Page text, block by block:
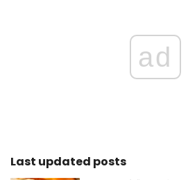
ad
Last updated posts